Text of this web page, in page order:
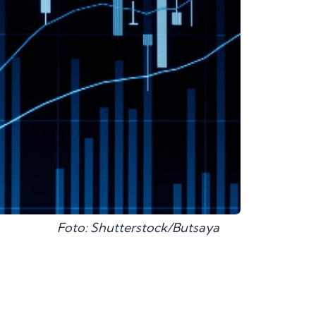
Foto: Shutterstock/Butsaya